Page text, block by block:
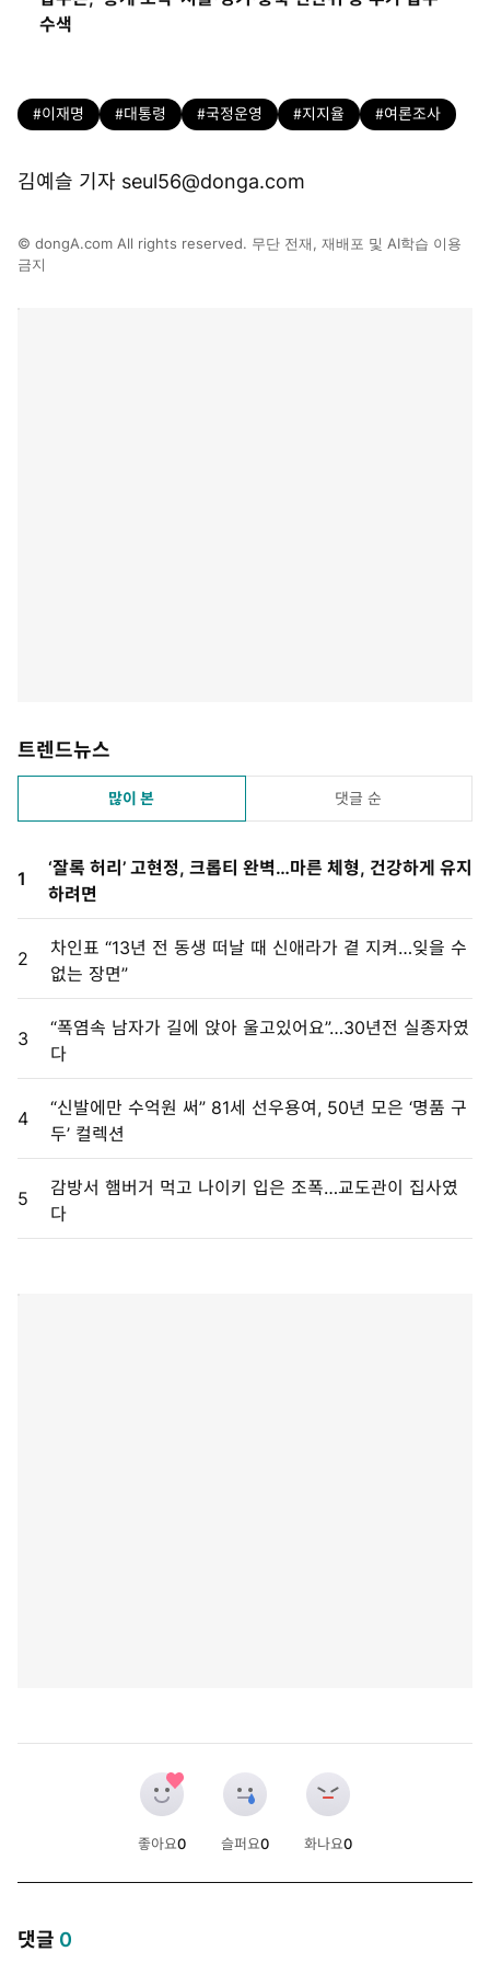
수색
#이재명 #대통령 #국정운영 #지지율 #여론조사
김예슬 기자 seul56@donga.com
© dongA.com All rights reserved. 무단 전재, 재배포 및 AI학습 이용
금지
트렌드뉴스
많이 본 댓글 순
1
‘잘록 허리’ 고현정, 크롭티 완벽…마른 체형, 건강하게 유지
하려면
2
차인표 “13년 전 동생 떠날 때 신애라가 곁 지켜…잊을 수
없는 장면”
3
“폭염속 남자가 길에 앉아 울고있어요”…30년전 실종자였
다
4
“신발에만 수억원 써” 81세 선우용여, 50년 모은 ‘명품 구
두’ 컬렉션
5
감방서 햄버거 먹고 나이키 입은 조폭…교도관이 집사였
다
좋아요0
슬퍼요0
화나요0
댓글 0